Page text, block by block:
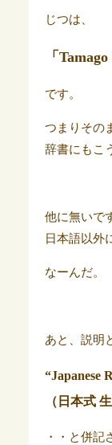
じつは、
「
です。
つまりその
辞書にもこ
他に無いで
日本語以外
なーんだ。
あと、説明
“Japanese
（日本式
・・と併記